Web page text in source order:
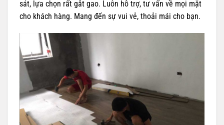
sát, lựa chọn rất gắt gao. Luôn hỗ trợ, tư vấn về mọi mặt
cho khách hàng. Mang đến sự vui vẻ, thoải mái cho bạn.